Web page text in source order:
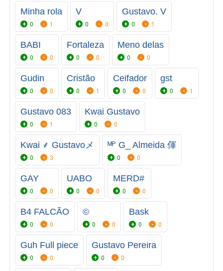
Minha rola
0 1
V
0 0
Gustavo. V
0 1
BABI
0 0
Fortaleza
0 0
Meno delas
0 0
Gudin
0 0
Cristão
0 1
Ceifador
0 0
gst
0 1
Gustavo 083
0 1
Kwai Gustavo
0 0
Kwai ⸙ Gustavoメ
0 3
ᴹᴾ G_ Almeida 㑮
0 0
GAY
0 0
UABO
0 0
MERD#
0 0
B4 FALCÃO
0 0
©
0 0
Bask
0 0
Guh Full piece
0 0
Gustavo Pereira
0 0